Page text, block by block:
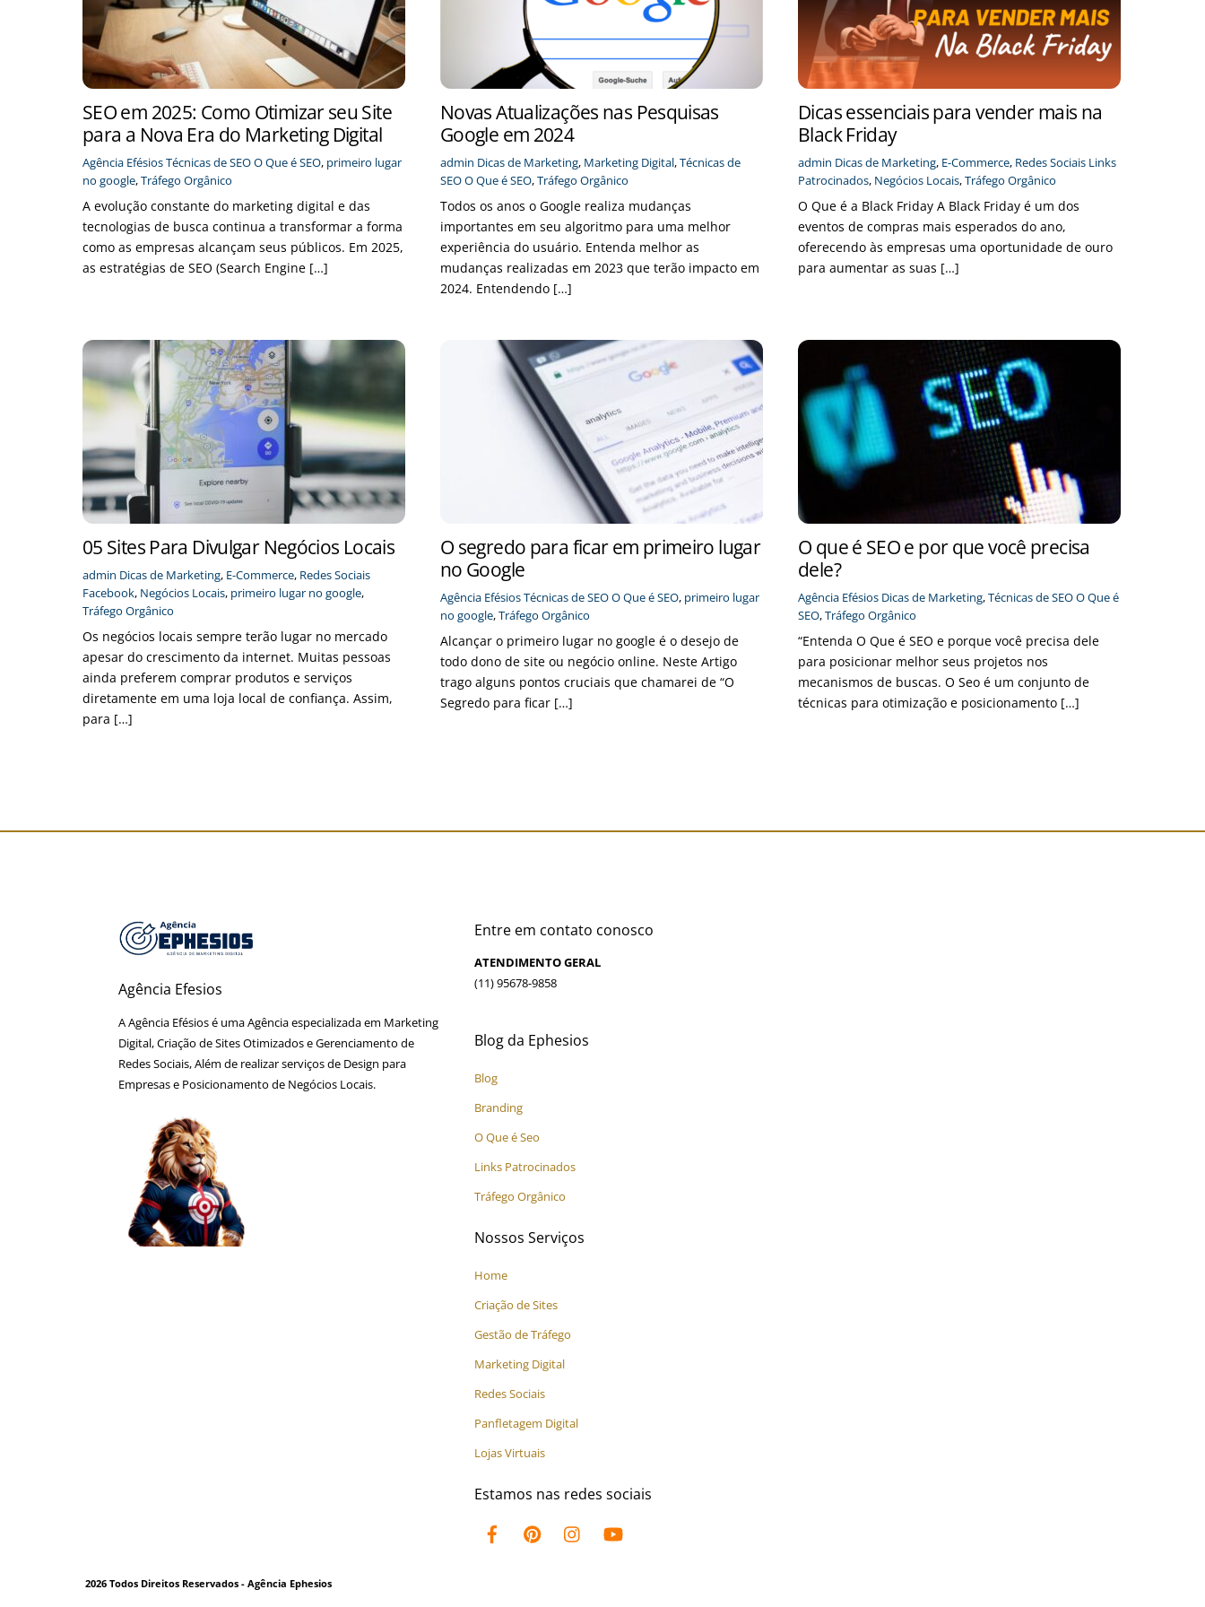
SEO em 2025: Como Otimizar seu Site
para a Nova Era do Marketing Digital
Agência EfésiosTécnicas de SEOO Que é SEO, primeiro lugar
no google,Tráfego Orgânico
A evolução constante do marketing digital e das
tecnologias de busca continua a transformar a forma
como as empresas alcançam seus públicos. Em 2025,
as estratégias de SEO (Search Engine […]
Novas Atualizações nas Pesquisas
Google em 2024
admin Dicas de Marketing, Marketing Digital,Técnicas de
SEOO Que é SEO,Tráfego Orgânico
Todos os anos o Google realiza mudanças
importantes em seu algoritmo para uma melhor
experiência do usuário. Entenda melhor as
mudanças realizadas em 2023 que terão impacto em
2024. Entendendo […]
Dicas essenciais para vender mais na
Black Friday
admin Dicas de Marketing, E-Commerce, Redes Sociais Links
Patrocinados, Negócios Locais,Tráfego Orgânico
O Que é a Black Friday A Black Friday é um dos
eventos de compras mais esperados do ano,
oferecendo às empresas uma oportunidade de ouro
para aumentar as suas […]
05 Sites Para Divulgar Negócios Locais
admin Dicas de Marketing, E-Commerce, Redes Sociais
Facebook, Negócios Locais, primeiro lugar no google,
Tráfego Orgânico
Os negócios locais sempre terão lugar no mercado
apesar do crescimento da internet. Muitas pessoas
ainda preferem comprar produtos e serviços
diretamente em uma loja local de confiança. Assim,
para […]
O segredo para ficar em primeiro lugar
no Google
Agência EfésiosTécnicas de SEOO Que é SEO, primeiro lugar
no google,Tráfego Orgânico
Alcançar o primeiro lugar no google é o desejo de
todo dono de site ou negócio online. Neste Artigo
trago alguns pontos cruciais que chamarei de “O
Segredo para ficar […]
O que é SEO e por que você precisa
dele?
Agência Efésios Dicas de Marketing,Técnicas de SEOO Que é
SEO,Tráfego Orgânico
“Entenda O Que é SEO e porque você precisa dele
para posicionar melhor seus projetos nos
mecanismos de buscas. O Seo é um conjunto de
técnicas para otimização e posicionamento […]
Agência Efesios
A Agência Efésios é uma Agência especializada em Marketing
Digital, Criação de Sites Otimizados e Gerenciamento de
Redes Sociais, Além de realizar serviços de Design para
Empresas e Posicionamento de Negócios Locais.
Entre em contato conosco
ATENDIMENTO GERAL
(11) 95678-9858
Blog da Ephesios
Blog
Branding
O Que é Seo
Links Patrocinados
Tráfego Orgânico
Nossos Serviços
Home
Criação de Sites
Gestão de Tráfego
Marketing Digital
Redes Sociais
Panfletagem Digital
Lojas Virtuais
Estamos nas redes sociais
2026 Todos Direitos Reservados - Agência Ephesios